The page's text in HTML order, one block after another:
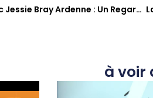
La Virgule Littéraire Avec Jessie Bray Ardenne : Un Regard Sur L’essor Du Salon Tous Créoles En Martinique
à voir